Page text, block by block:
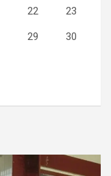
22 23
29 30